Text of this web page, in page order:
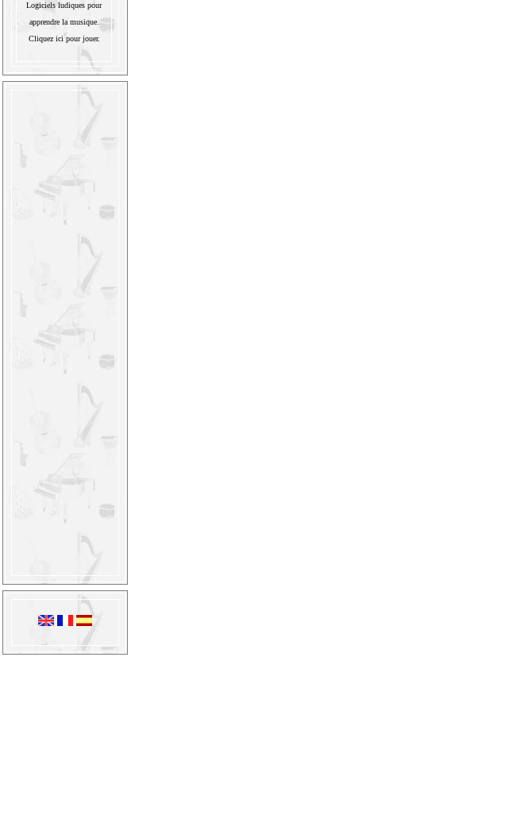
Logiciels ludiques pour
apprendre la musique.
Cliquez ici pour jouer.